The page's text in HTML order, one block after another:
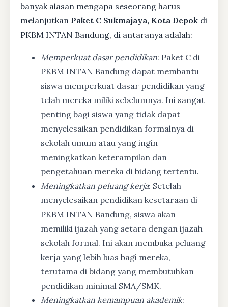
banyak alasan mengapa seseorang harus
melanjutkan Paket C Sukmajaya, Kota Depok di
PKBM INTAN Bandung, di antaranya adalah:
Memperkuat dasar pendidikan: Paket C di
PKBM INTAN Bandung dapat membantu
siswa memperkuat dasar pendidikan yang
telah mereka miliki sebelumnya. Ini sangat
penting bagi siswa yang tidak dapat
menyelesaikan pendidikan formalnya di
sekolah umum atau yang ingin
meningkatkan keterampilan dan
pengetahuan mereka di bidang tertentu.
Meningkatkan peluang kerja: Setelah
menyelesaikan pendidikan kesetaraan di
PKBM INTAN Bandung, siswa akan
memiliki ijazah yang setara dengan ijazah
sekolah formal. Ini akan membuka peluang
kerja yang lebih luas bagi mereka,
terutama di bidang yang membutuhkan
pendidikan minimal SMA/SMK.
Meningkatkan kemampuan akademik: